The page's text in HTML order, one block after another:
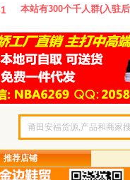
本站有300个千人群(入驻
推荐店铺